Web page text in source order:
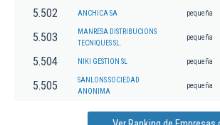
5.502 ANCHICA SA pequeña
5.503
MANRESA DISTRIBUCIONS
TECNIQUES SL.
pequeña
5.504 NIKI GESTION SL pequeña
5.505
SANLONS SOCIEDAD
ANONIMA
pequeña